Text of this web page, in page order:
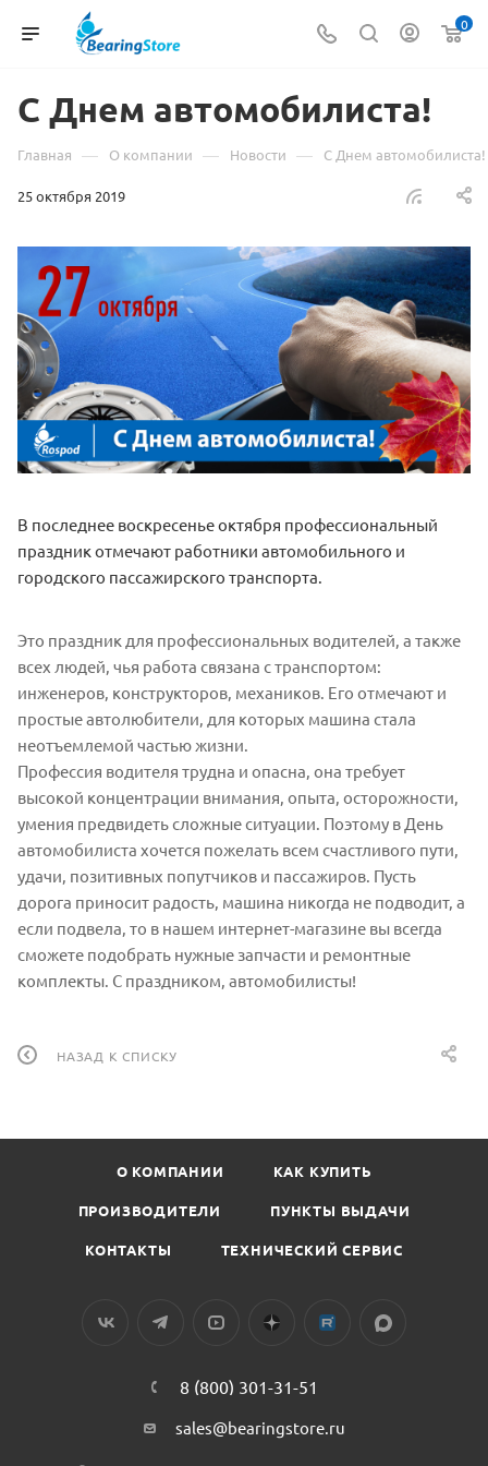
0
С Днем автомобилиста!
Главная — О компании — Новости — С Днем автомобилиста!
25 октября 2019
В последнее воскресенье октября профессиональный
праздник отмечают работники автомобильного и
городского пассажирского транспорта.
Это праздник для профессиональных водителей, а также
всех людей, чья работа связана с транспортом:
инженеров, конструкторов, механиков. Его отмечают и
простые автолюбители, для которых машина стала
неотъемлемой частью жизни.
Профессия водителя трудна и опасна, она требует
высокой концентрации внимания, опыта, осторожности,
умения предвидеть сложные ситуации. Поэтому в День
автомобилиста хочется пожелать всем счастливого пути,
удачи, позитивных попутчиков и пассажиров. Пусть
дорога приносит радость, машина никогда не подводит, а
если подвела, то в нашем интернет-магазине вы всегда
сможете подобрать нужные запчасти и ремонтные
комплекты. С праздником, автомобилисты!
НАЗАД К СПИСКУ
О КОМПАНИИ КАК КУПИТЬ
ПРОИЗВОДИТЕЛИ ПУНКТЫ ВЫДАЧИ
КОНТАКТЫ ТЕХНИЧЕСКИЙ СЕРВИС
8 (800) 301-31-51
sales@bearingstore.ru